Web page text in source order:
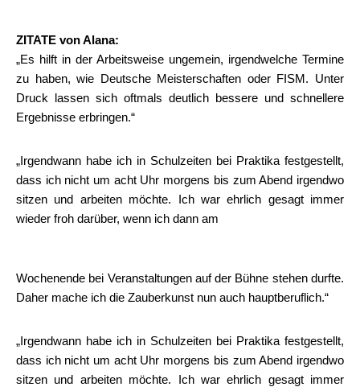
ZITATE von Alana:
„Es hilft in der Arbeitsweise ungemein, irgendwelche Termine
zu haben, wie Deutsche Meisterschaften oder FISM. Unter
Druck lassen sich oftmals deutlich bessere und schnellere
Ergebnisse erbringen.“
„Irgendwann habe ich in Schulzeiten bei Praktika festgestellt,
dass ich nicht um acht Uhr morgens bis zum Abend irgendwo
sitzen und arbeiten möchte. Ich war ehrlich gesagt immer
wieder froh darüber, wenn ich dann am
Wochenende bei Veranstaltungen auf der Bühne stehen durfte.
Daher mache ich die Zauberkunst nun auch hauptberuflich.“
„Irgendwann habe ich in Schulzeiten bei Praktika festgestellt,
dass ich nicht um acht Uhr morgens bis zum Abend irgendwo
sitzen und arbeiten möchte. Ich war ehrlich gesagt immer